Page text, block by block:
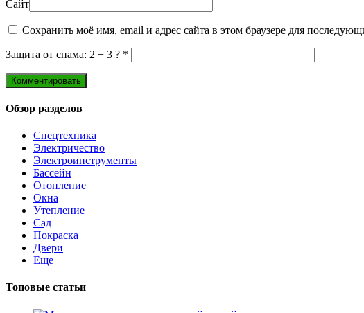
Сайт
Сохранить моё имя, email и адрес сайта в этом браузере для
Защита от спама: 2 + 3 ? *
Обзор разделов
Спецтехника
Электричество
Электроинструменты
Бассейн
Отопление
Окна
Утепление
Сад
Покраска
Двери
Еще
Топовые статьи